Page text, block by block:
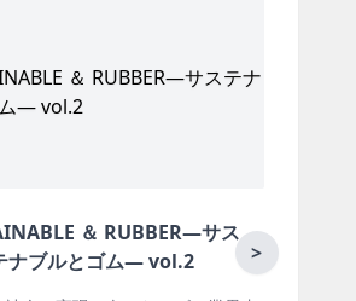
>
ス
月刊ラバーインダスト